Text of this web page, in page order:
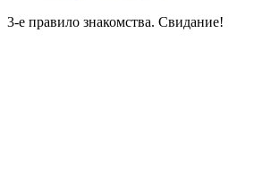
3-е правило знакомства. Свидание!